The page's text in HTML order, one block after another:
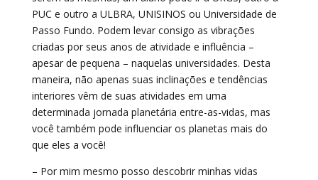
PUC e outro a ULBRA, UNISINOS ou Universidade de
Passo Fundo. Podem levar consigo as vibrações
criadas por seus anos de atividade e influência –
apesar de pequena – naquelas universidades. Desta
maneira, não apenas suas inclinações e tendências
interiores vêm de suas atividades em uma
determinada jornada planetária entre-as-vidas, mas
você também pode influenciar os planetas mais do
que eles a você!
– Por mim mesmo posso descobrir minhas vidas